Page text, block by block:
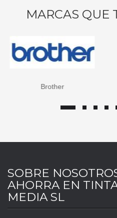
MARCAS QUE
Brother
SOBRE
AHORRA EN
MEDIA SL